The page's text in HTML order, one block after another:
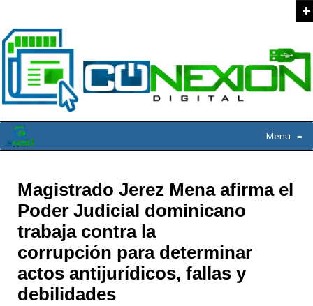
Menu ≡
Magistrado Jerez Mena afirma el
Poder Judicial dominicano
trabaja contra la
corrupción para determinar
actos antijurídicos, fallas y
debilidades